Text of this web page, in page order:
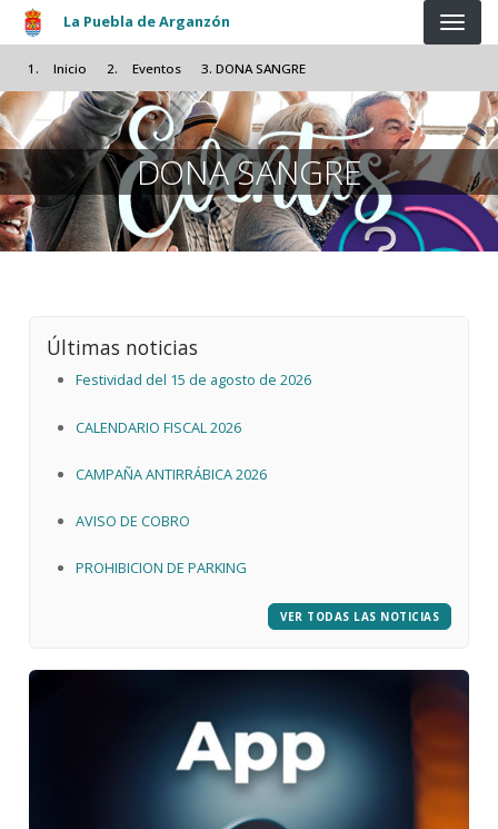
Pasar al contenido principal
La Puebla de Arganzón
Inicio Eventos DONA SANGRE
DONA SANGRE
Últimas noticias
Festividad del 15 de agosto de 2026
CALENDARIO FISCAL 2026
CAMPAÑA ANTIRRÁBICA 2026
AVISO DE COBRO
PROHIBICION DE PARKING
VER TODAS LAS NOTICIAS